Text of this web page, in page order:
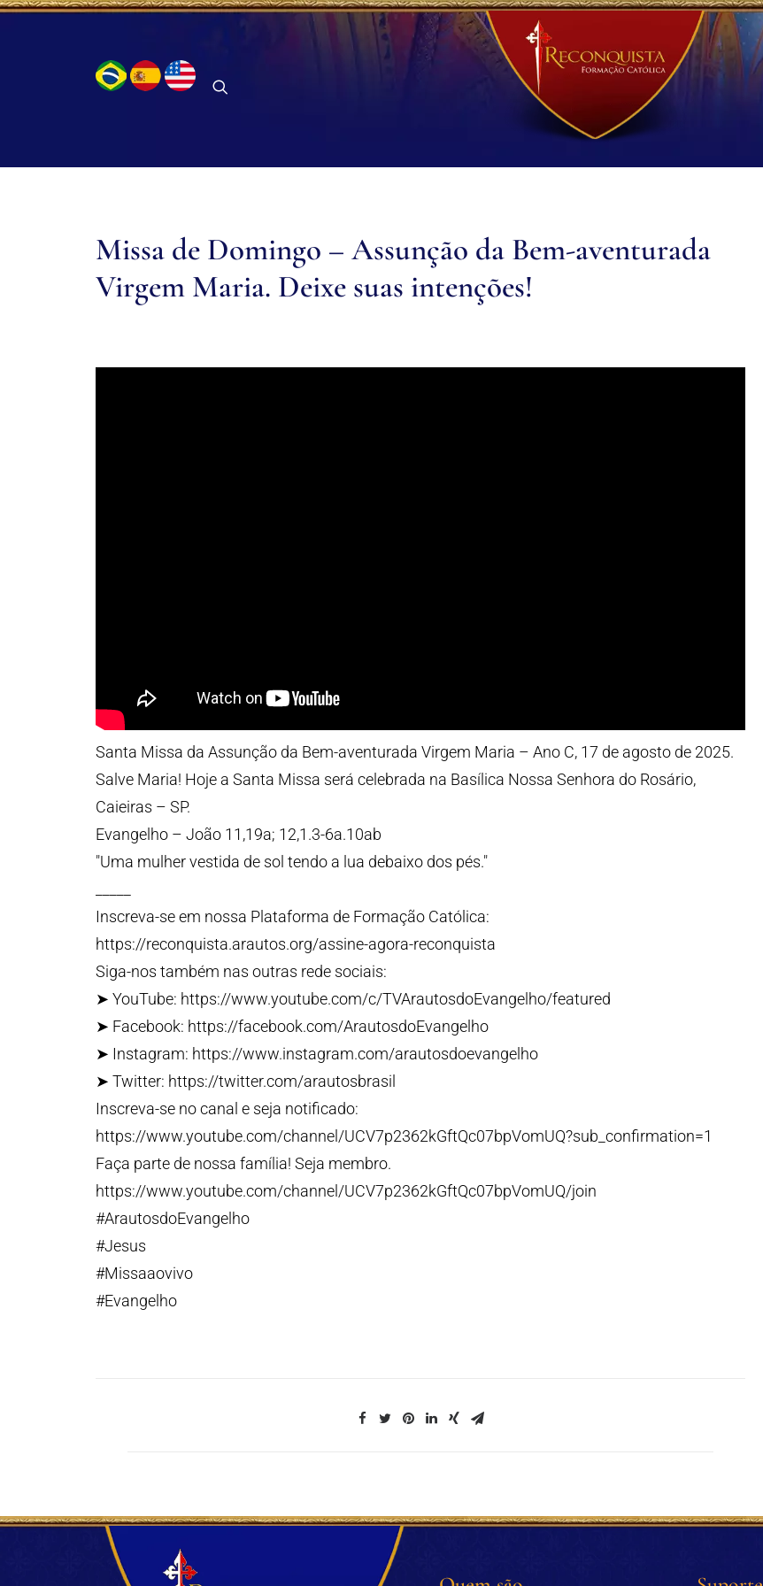
Missa de Domingo – Assunção da Bem-aventurada
Virgem Maria. Deixe suas intenções!
Santa Missa da Assunção da Bem-aventurada Virgem Maria – Ano C, 17 de agosto de 2025.
Salve Maria! Hoje a Santa Missa será celebrada na Basílica Nossa Senhora do Rosário,
Caieiras – SP.
Evangelho – João 11,19a; 12,1.3-6a.10ab
"Uma mulher vestida de sol tendo a lua debaixo dos pés."
Inscreva-se em nossa Plataforma de Formação Católica:
https://reconquista.arautos.org/assine-agora-reconquista
Siga-nos também nas outras rede sociais:
➤ YouTube: https://www.youtube.com/c/TVArautosdoEvangelho/featured
➤ Facebook: https://facebook.com/ArautosdoEvangelho
➤ Instagram: https://www.instagram.com/arautosdoevangelho
➤ Twitter: https://twitter.com/arautosbrasil
Inscreva-se no canal e seja notificado:
https://www.youtube.com/channel/UCV7p2362kGftQc07bpVomUQ?sub_confirmation=1
Faça parte de nossa família! Seja membro.
https://www.youtube.com/channel/UCV7p2362kGftQc07bpVomUQ/join
#ArautosdoEvangelho
#Jesus
#Missaaovivo
#Evangelho